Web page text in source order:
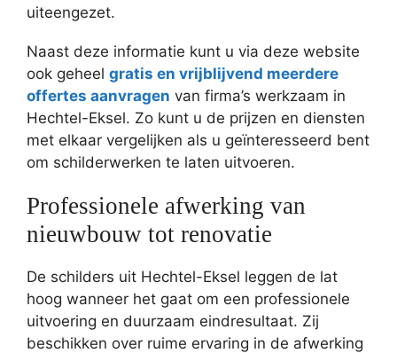
uiteengezet.
Naast deze informatie kunt u via deze website
ook geheel gratis en vrijblijvend meerdere
offertes aanvragen van firma’s werkzaam in
Hechtel-Eksel. Zo kunt u de prijzen en diensten
met elkaar vergelijken als u geïnteresseerd bent
om schilderwerken te laten uitvoeren.
Professionele afwerking van
nieuwbouw tot renovatie
De schilders uit Hechtel-Eksel leggen de lat
hoog wanneer het gaat om een professionele
uitvoering en duurzaam eindresultaat. Zij
beschikken over ruime ervaring in de afwerking